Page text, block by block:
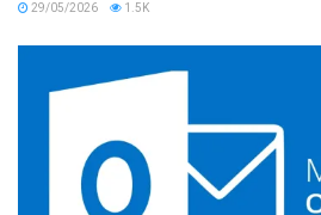
29/05/2026 1.5K